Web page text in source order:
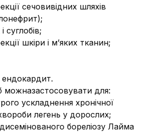
сечовивідних шляхів
суглобів;
шкіри і м’яких тканин;
ендокардит.
можназастосовувати для:
ускладнення хронічної
легень у дорослих;
бореліозу Лайма